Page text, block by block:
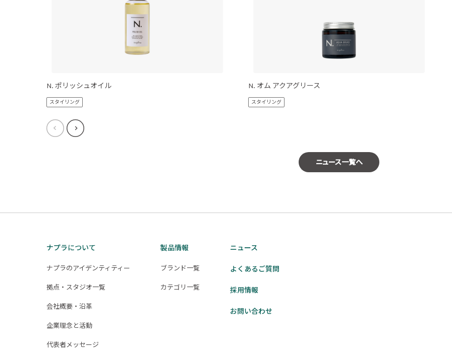
N. ポリッシュオイル
スタイリング
N. オム アクアグリース
スタイリング
ニュース一覧へ
ナプラについて
ナプラのアイデンティティー
拠点・スタジオ一覧
会社概要・沿革
企業理念と活動
代表者メッセージ
製品情報
ブランド一覧
カテゴリ一覧
ニュース
よくあるご質問
採用情報
お問い合わせ